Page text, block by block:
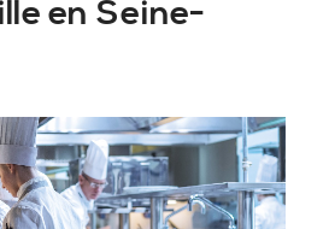
en Seine-